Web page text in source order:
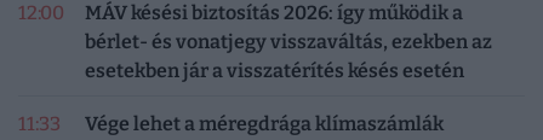
12:00
MÁV késési biztosítás 2026: így működik a
bérlet- és vonatjegy visszaváltás, ezekben az
esetekben jár a visszatérítés késés esetén
11:33
Vége lehet a méregdrága klímaszámlák